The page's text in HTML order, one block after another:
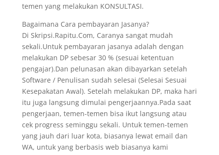
temen yang melakukan KONSULTASI.
Bagaimana Cara pembayaran Jasanya?
Di Skripsi.Rapitu.Com, Caranya sangat mudah
sekali.Untuk pembayaran jasanya adalah dengan
melakukan DP sebesar 30 % (sesuai ketentuan
pengajar).Dan pelunasan akan dibayarkan setelah
Software / Penulisan sudah selesai (Selesai Sesuai
Kesepakatan Awal). Setelah melakukan DP, maka hari
itu juga langsung dimulai pengerjaannya.Pada saat
pengerjaan, temen-temen bisa ikut langsung atau
cek progress seminggu sekali. Untuk temen-temen
yang jauh dari luar kota, biasanya lewat email dan
WA, untuk yang berbasis web biasanya kami